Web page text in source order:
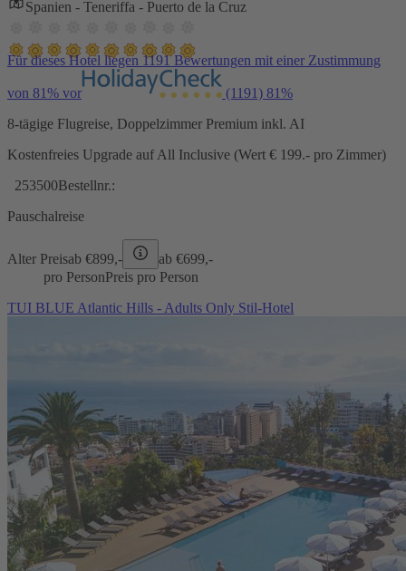
Spanien - Teneriffa - Puerto de la Cruz
Für dieses Hotel liegen 1191 Bewertungen mit einer Zustimmung
von 81% vor (1191) 81%
8-tägige Flugreise, Doppelzimmer Premium inkl. AI
Kostenfreies Upgrade auf All Inclusive (Wert € 199.- pro Zimmer)
253500Bestellnr.:
Pauschalreise
Alter Preisab €899,- ab €699,-
pro PersonPreis pro Person
TUI BLUE Atlantic Hills - Adults Only Stil-Hotel